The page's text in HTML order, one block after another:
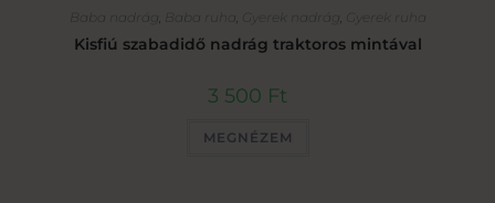
Baba nadrág Baba ruha Gyerek nadrág Gyerek ruha
Kisfiú szabadidő nadrág traktoros mintával
3 500 Ft
MEGNÉZEM